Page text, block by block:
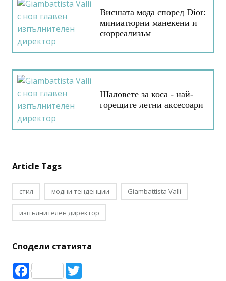
Висшата мода според Dior:
миниатюрни манекени и
сюрреализъм
Шаловете за коса - най-
горещите летни аксесоари
Article Tags
стил модни тенденции Giambattista Valli
изпълнителен директор
Сподели статията
Facebook